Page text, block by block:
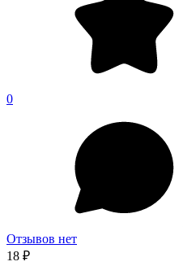
0
Отзывов нет
18 ₽